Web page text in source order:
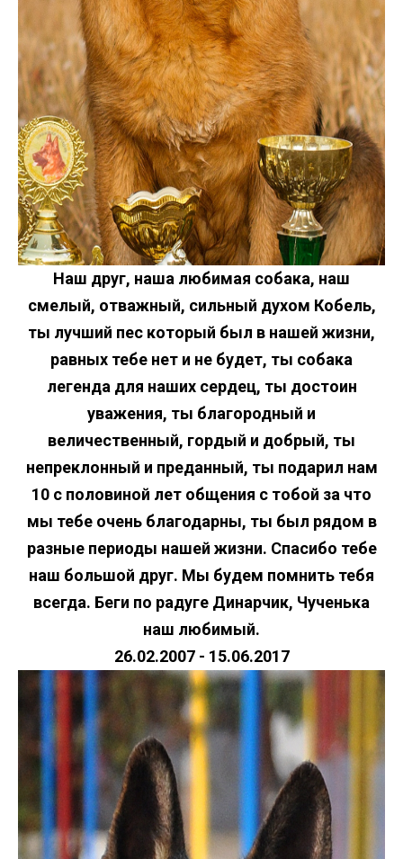
Наш друг, наша любимая собака, наш
смелый, отважный, сильный духом Кобель,
ты лучший пес который был в нашей жизни,
равных тебе нет и не будет, ты собака
легенда для наших сердец, ты достоин
уважения, ты благородный и
величественный, гордый и добрый, ты
непреклонный и преданный, ты подарил нам
10 с половиной лет общения с тобой за что
мы тебе очень благодарны, ты был рядом в
разные периоды нашей жизни. Спасибо тебе
наш большой друг. Мы будем помнить тебя
всегда. Беги по радуге Динарчик, Чученька
наш любимый.
26.02.2007 - 15.06.2017